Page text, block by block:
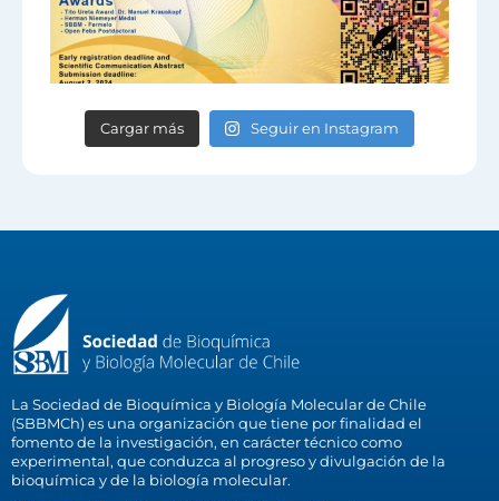
Cargar más Seguir en Instagram
La Sociedad de Bioquímica y Biología Molecular de Chile
(SBBMCh) es una organización que tiene por finalidad el
fomento de la investigación, en carácter técnico como
experimental, que conduzca al progreso y divulgación de la
bioquímica y de la biología molecular.